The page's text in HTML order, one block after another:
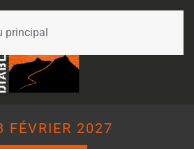
principal
FÉVRIER 2027